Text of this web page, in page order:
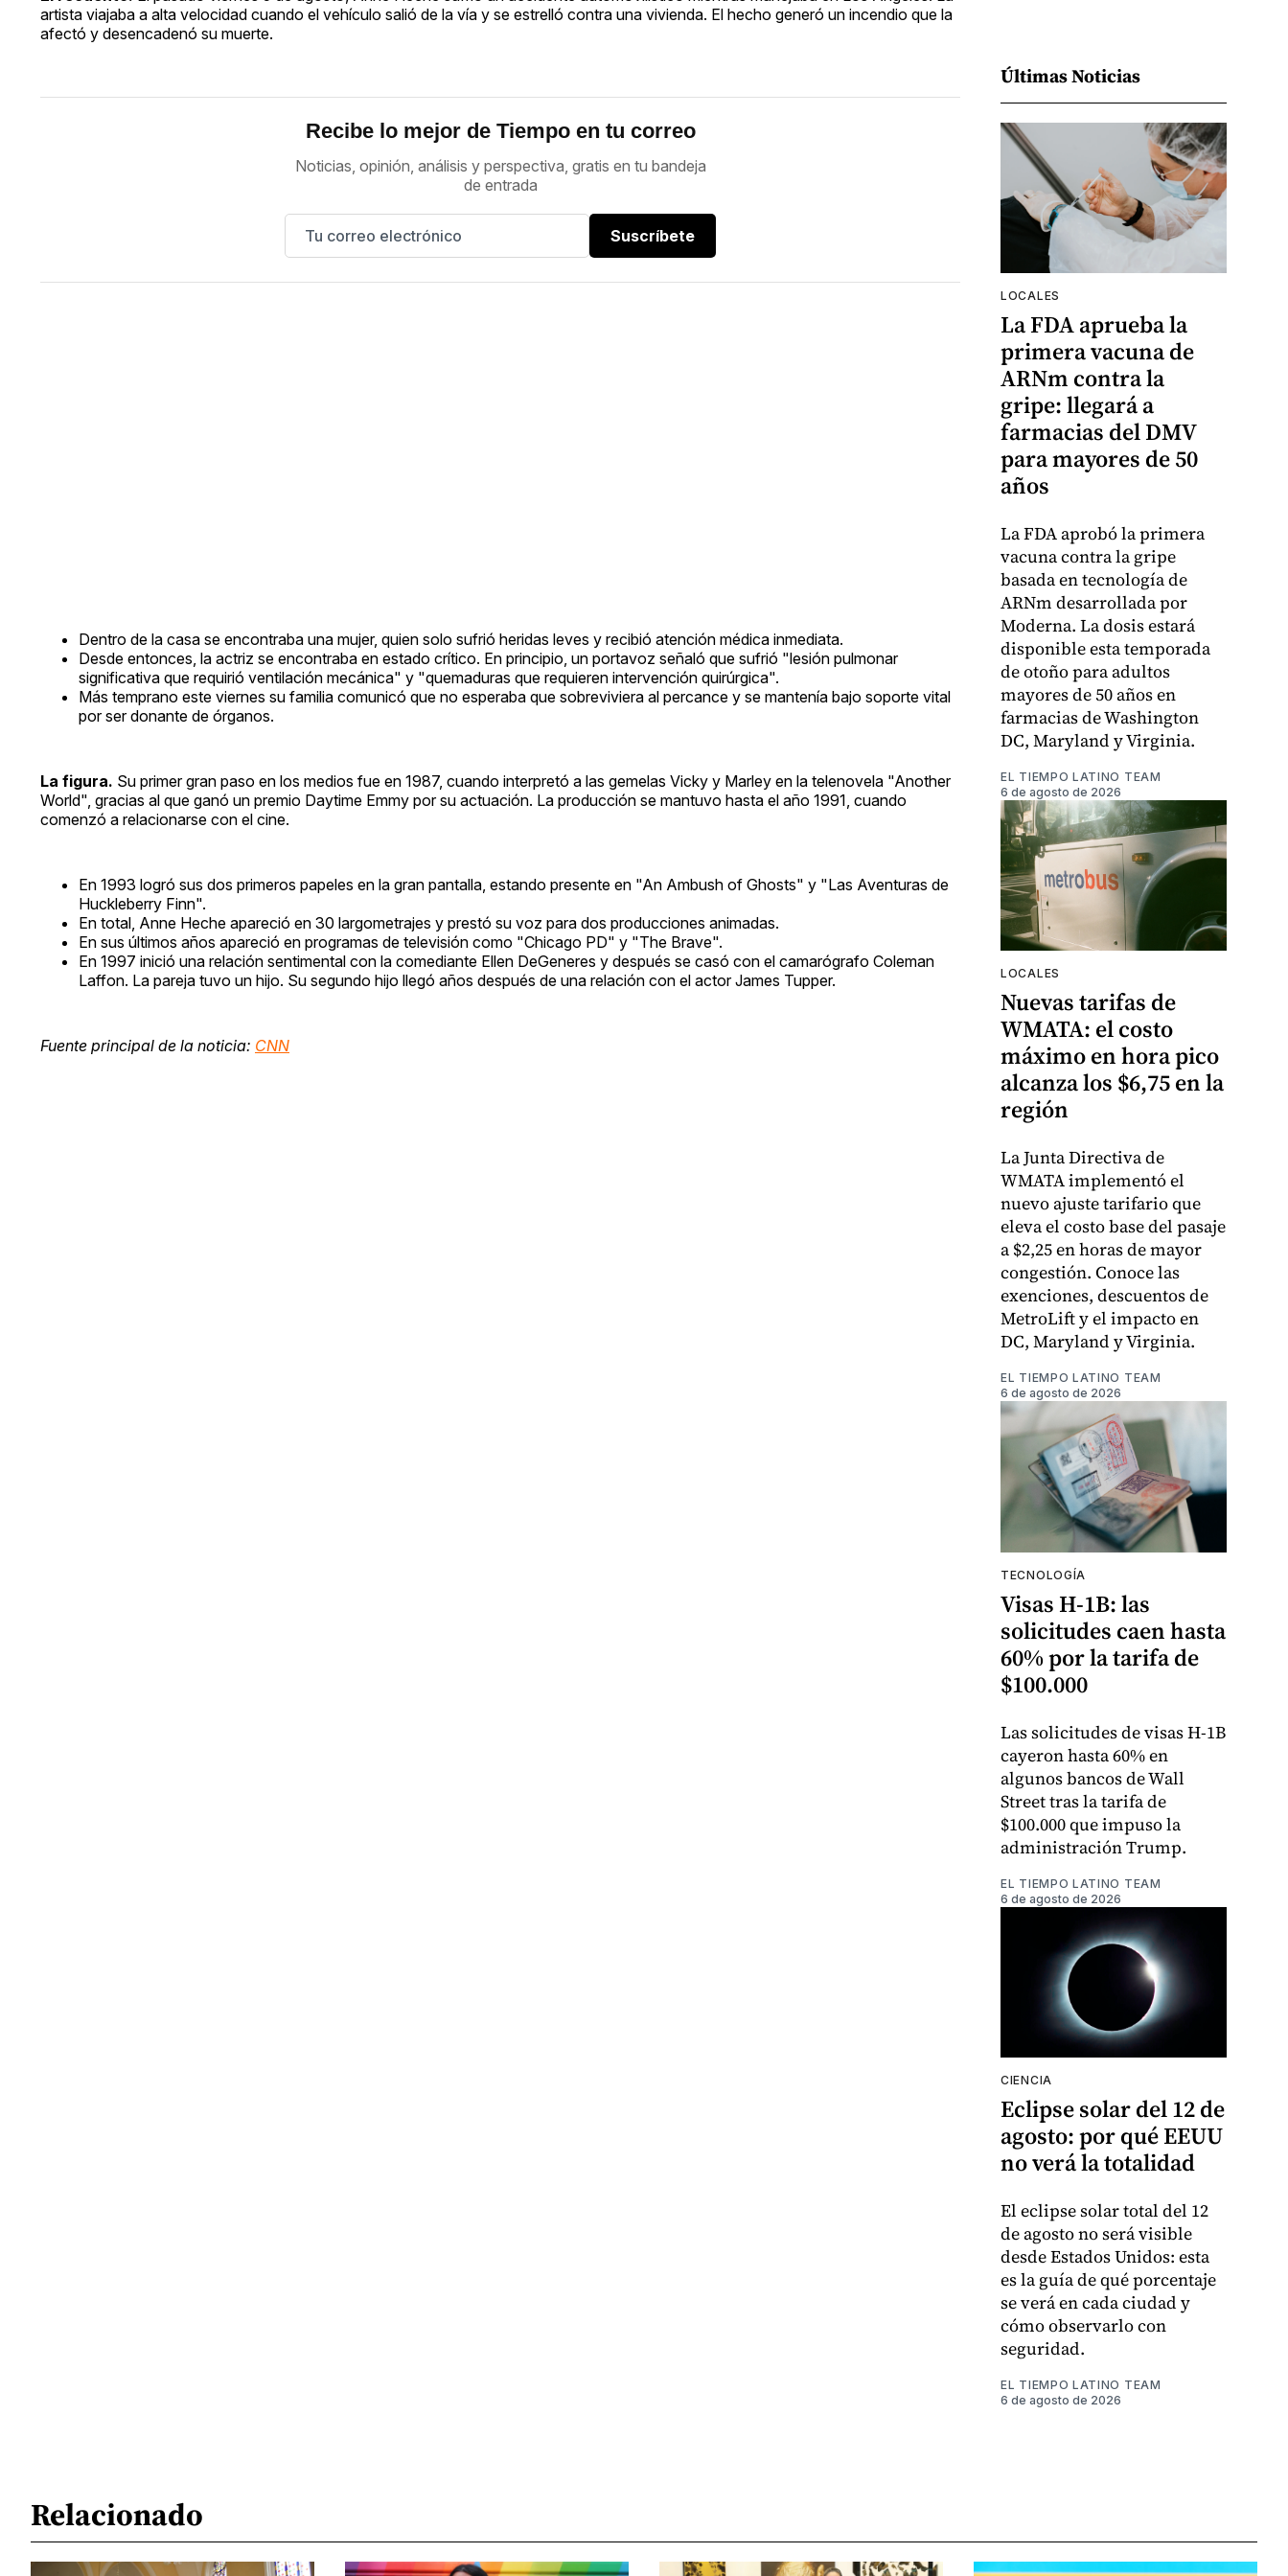
artista viajaba a alta velocidad cuando el vehículo salió de la vía y se estrelló contra una vivienda. El hecho generó un incendio que la
afectó y desencadenó su muerte.
Recibe lo mejor de Tiempo en tu correo
Noticias, opinión, análisis y perspectiva, gratis en tu bandeja
de entrada
Suscríbete
Dentro de la casa se encontraba una mujer, quien solo sufrió heridas leves y recibió atención médica inmediata.
Desde entonces, la actriz se encontraba en estado crítico. En principio, un portavoz señaló que sufrió "lesión pulmonar
significativa que requirió ventilación mecánica" y "quemaduras que requieren intervención quirúrgica".
Más temprano este viernes su familia comunicó que no esperaba que sobreviviera al percance y se mantenía bajo soporte vital
por ser donante de órganos.
La figura. Su primer gran paso en los medios fue en 1987, cuando interpretó a las gemelas Vicky y Marley en la telenovela "Another
World", gracias al que ganó un premio Daytime Emmy por su actuación. La producción se mantuvo hasta el año 1991, cuando
comenzó a relacionarse con el cine.
En 1993 logró sus dos primeros papeles en la gran pantalla, estando presente en "An Ambush of Ghosts" y "Las Aventuras de
Huckleberry Finn".
En total, Anne Heche apareció en 30 largometrajes y prestó su voz para dos producciones animadas.
En sus últimos años apareció en programas de televisión como "Chicago PD" y "The Brave".
En 1997 inició una relación sentimental con la comediante Ellen DeGeneres y después se casó con el camarógrafo Coleman
Laffon. La pareja tuvo un hijo. Su segundo hijo llegó años después de una relación con el actor James Tupper.
Fuente principal de la noticia: CNN
Últimas Noticias
LOCALES
La FDA aprueba la
primera vacuna de
ARNm contra la
gripe: llegará a
farmacias del DMV
para mayores de 50
años
La FDA aprobó la primera
vacuna contra la gripe
basada en tecnología de
ARNm desarrollada por
Moderna. La dosis estará
disponible esta temporada
de otoño para adultos
mayores de 50 años en
farmacias de Washington
DC, Maryland y Virginia.
EL TIEMPO LATINO TEAM
6 de agosto de 2026
LOCALES
Nuevas tarifas de
WMATA: el costo
máximo en hora pico
alcanza los $6,75 en la
región
La Junta Directiva de
WMATA implementó el
nuevo ajuste tarifario que
eleva el costo base del pasaje
a $2,25 en horas de mayor
congestión. Conoce las
exenciones, descuentos de
MetroLift y el impacto en
DC, Maryland y Virginia.
EL TIEMPO LATINO TEAM
6 de agosto de 2026
TECNOLOGÍA
Visas H-1B: las
solicitudes caen hasta
60% por la tarifa de
$100.000
Las solicitudes de visas H-1B
cayeron hasta 60% en
algunos bancos de Wall
Street tras la tarifa de
$100.000 que impuso la
administración Trump.
EL TIEMPO LATINO TEAM
6 de agosto de 2026
CIENCIA
Eclipse solar del 12 de
agosto: por qué EEUU
no verá la totalidad
El eclipse solar total del 12
de agosto no será visible
desde Estados Unidos: esta
es la guía de qué porcentaje
se verá en cada ciudad y
cómo observarlo con
seguridad.
EL TIEMPO LATINO TEAM
6 de agosto de 2026
Relacionado